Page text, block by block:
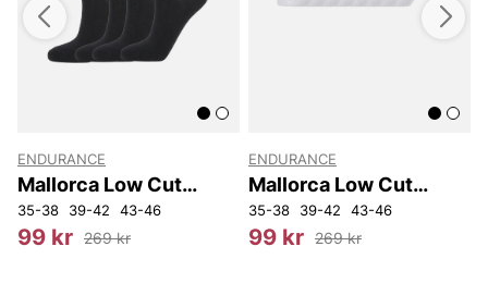
ENDURANCE
Mallorca Low Cut
Socks 8-Pack
35-38 39-42 43-46
99 kr 269 kr
ENDURANCE
Mallorca Low Cut
Socks 8-Pack
35-38 39-42 43-46
99 kr 269 kr